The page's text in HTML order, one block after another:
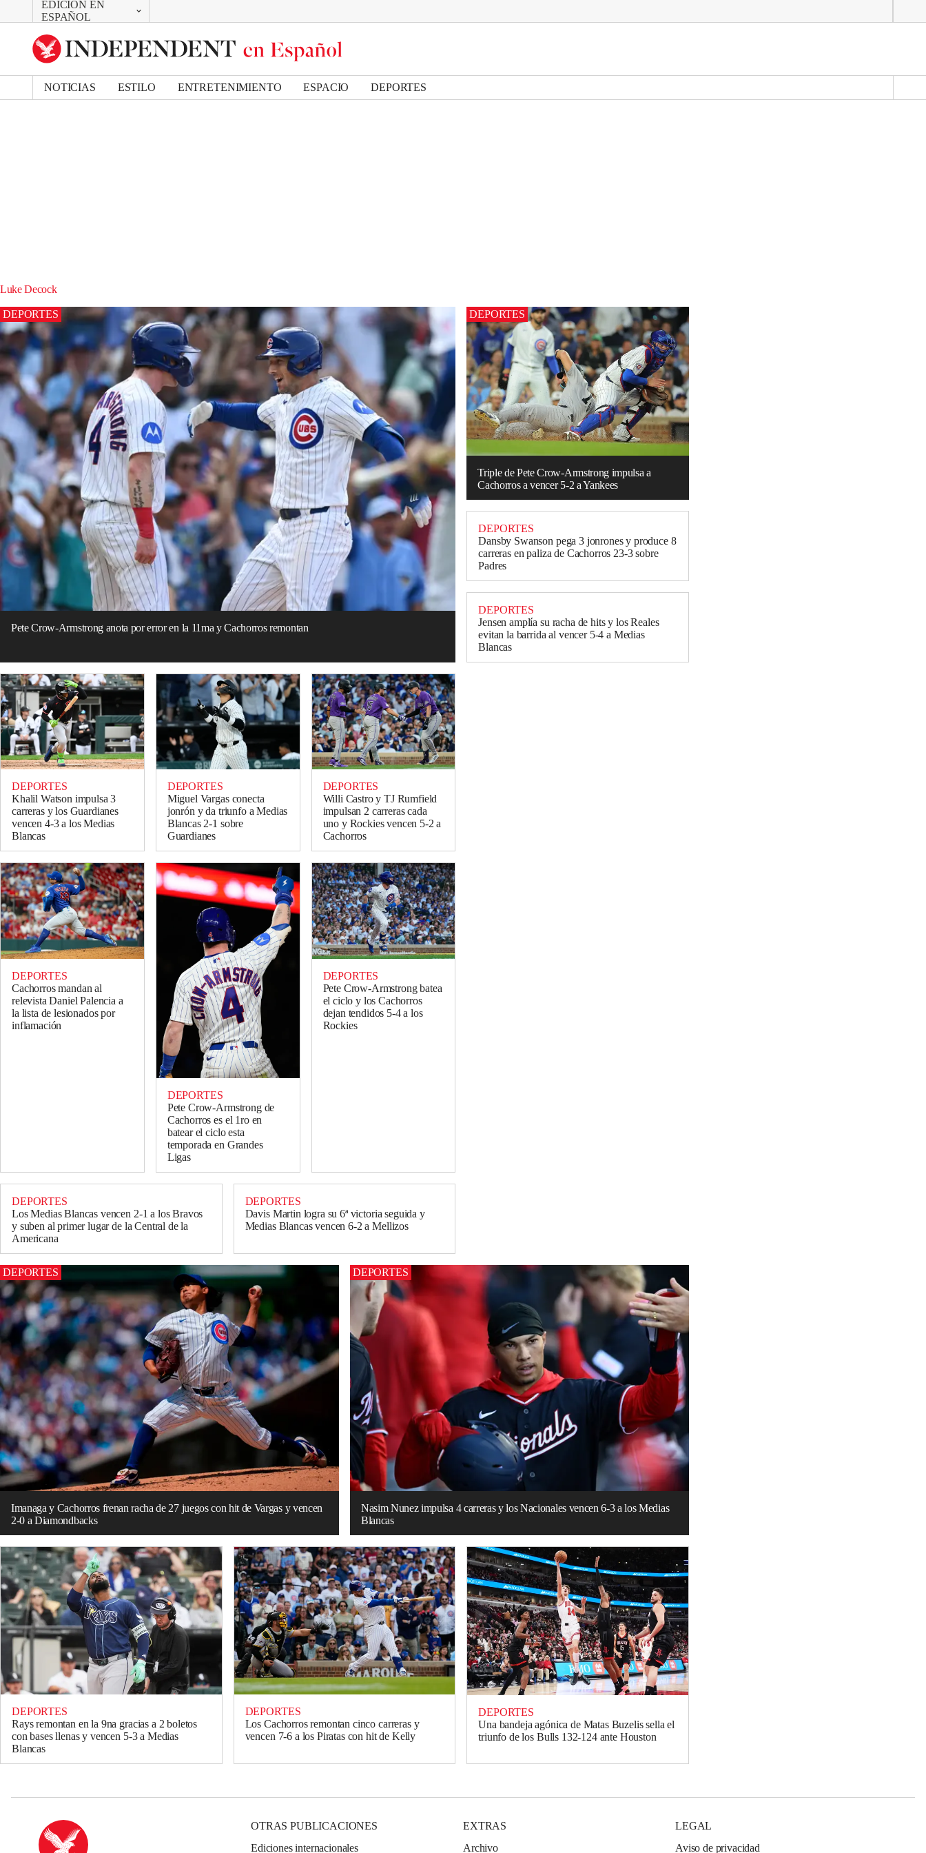
EDICIÓN EN
ESPAÑOL
CAMBIAR
UK Edition
US Edition
NOTICIAS ESTILO ENTRETENIMIENTO ESPACIO DEPORTES
Luke Decock
DEPORTES
Pete Crow-Armstrong anota por error en la 11ma y Cachorros remontan
DEPORTES
Triple de Pete Crow-Armstrong impulsa a
Cachorros a vencer 5-2 a Yankees
DEPORTES
Dansby Swanson pega 3 jonrones y produce 8
carreras en paliza de Cachorros 23-3 sobre
Padres
DEPORTES
Jensen amplía su racha de hits y los Reales
evitan la barrida al vencer 5-4 a Medias
Blancas
DEPORTES
Khalil Watson impulsa 3
carreras y los Guardianes
vencen 4-3 a los Medias
Blancas
DEPORTES
Miguel Vargas conecta
jonrón y da triunfo a Medias
Blancas 2-1 sobre
Guardianes
DEPORTES
Willi Castro y TJ Rumfield
impulsan 2 carreras cada
uno y Rockies vencen 5-2 a
Cachorros
DEPORTES
Cachorros mandan al
relevista Daniel Palencia a
la lista de lesionados por
inflamación
DEPORTES
Pete Crow-Armstrong de
Cachorros es el 1ro en
batear el ciclo esta
temporada en Grandes
Ligas
DEPORTES
Pete Crow-Armstrong batea
el ciclo y los Cachorros
dejan tendidos 5-4 a los
Rockies
DEPORTES
Los Medias Blancas vencen 2-1 a los Bravos
y suben al primer lugar de la Central de la
Americana
DEPORTES
Davis Martin logra su 6ª victoria seguida y
Medias Blancas vencen 6-2 a Mellizos
DEPORTES
Imanaga y Cachorros frenan racha de 27 juegos con hit de Vargas y vencen
2-0 a Diamondbacks
DEPORTES
Nasim Nunez impulsa 4 carreras y los Nacionales vencen 6-3 a los Medias
Blancas
DEPORTES
Rays remontan en la 9na gracias a 2 boletos
con bases llenas y vencen 5-3 a Medias
Blancas
DEPORTES
Los Cachorros remontan cinco carreras y
vencen 7-6 a los Piratas con hit de Kelly
DEPORTES
Una bandeja agónica de Matas Buzelis sella el
triunfo de los Bulls 132-124 ante Houston
OTRAS PUBLICACIONES
Ediciones internacionales
EXTRAS
Archivo
LEGAL
Aviso de privacidad